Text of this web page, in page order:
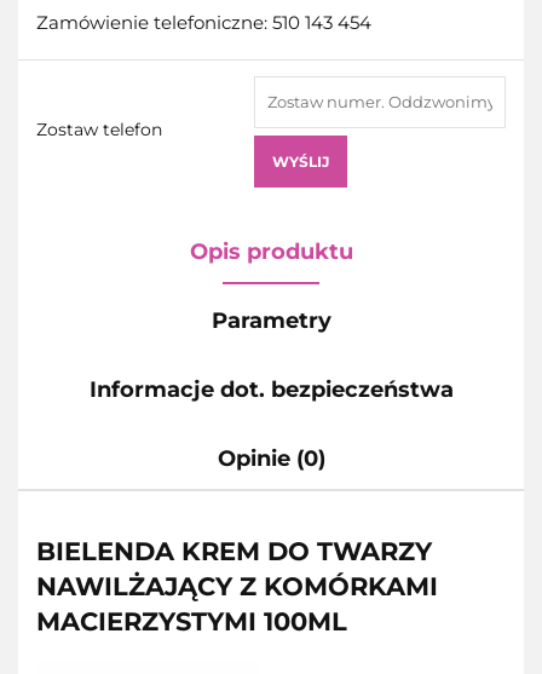
Zamówienie telefoniczne: 510 143 454
Zostaw telefon
WYŚLIJ
Opis produktu
Parametry
Informacje dot. bezpieczeństwa
Opinie (0)
BIELENDA KREM DO TWARZY
NAWILŻAJĄCY Z KOMÓRKAMI
MACIERZYSTYMI 100ML